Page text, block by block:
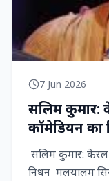
7 Jun 2026
सलिम
कॉमेडियन का
सलिम कुमार:
निधन मलयालम